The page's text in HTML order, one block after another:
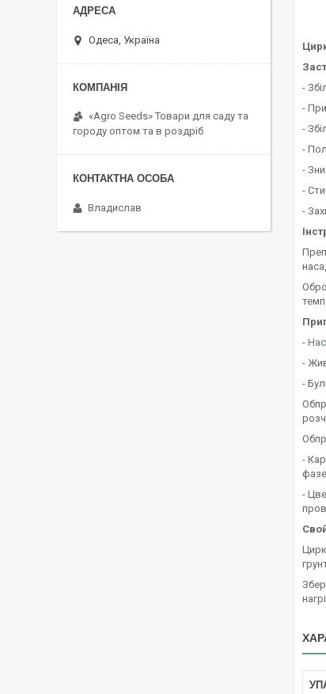
-
-
-
-
-
-
-
-
-
-
-
-
Одеса, Україна
«Agro Seeds» Товари для саду та
городу оптом та в роздріб
Владислав